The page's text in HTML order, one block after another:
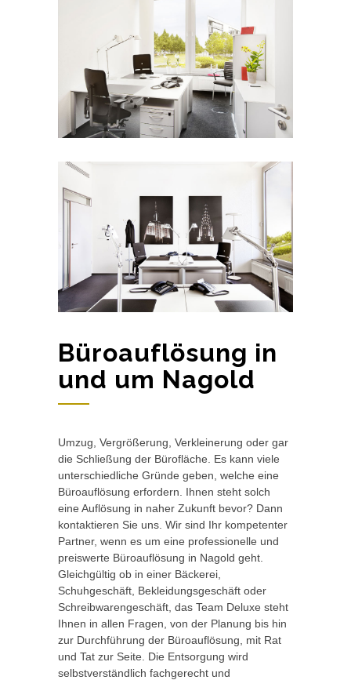
Büroauflösung in
und um Nagold
Umzug, Vergrößerung, Verkleinerung oder gar
die Schließung der Bürofläche. Es kann viele
unterschiedliche Gründe geben, welche eine
Büroauflösung erfordern. Ihnen steht solch
eine Auflösung in naher Zukunft bevor? Dann
kontaktieren Sie uns. Wir sind Ihr kompetenter
Partner, wenn es um eine professionelle und
preiswerte Büroauflösung in Nagold geht.
Gleichgültig ob in einer Bäckerei,
Schuhgeschäft, Bekleidungsgeschäft oder
Schreibwarengeschäft, das Team Deluxe steht
Ihnen in allen Fragen, von der Planung bis hin
zur Durchführung der Büroauflösung, mit Rat
und Tat zur Seite. Die Entsorgung wird
selbstverständlich fachgerecht und